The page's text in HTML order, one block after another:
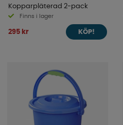
Kopparpläterad 2-pack
Finns i lager
295 kr KÖP!